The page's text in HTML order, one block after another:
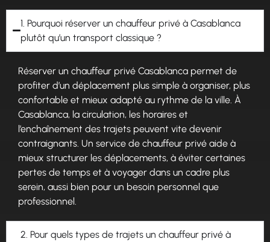
1. Pourquoi réserver un chauffeur privé à Casablanca
plutôt qu’un transport classique ?
Réserver un chauffeur privé Casablanca permet de
profiter d’un déplacement plus simple à organiser, plus
confortable et mieux adapté au rythme de la ville. À
Casablanca, la circulation, les horaires et
l’enchaînement des trajets peuvent vite devenir
contraignants. Un service de chauffeur privé aide à
mieux structurer les déplacements, à éviter certaines
pertes de temps et à voyager dans un cadre plus
serein, aussi bien pour un besoin personnel que
professionnel.
2. Pour quels types de trajets un chauffeur privé à